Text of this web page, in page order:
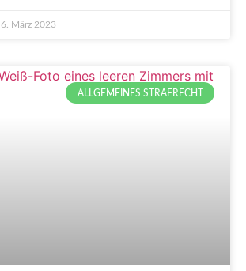
6. März 2023
ALLGEMEINES STRAFRECHT